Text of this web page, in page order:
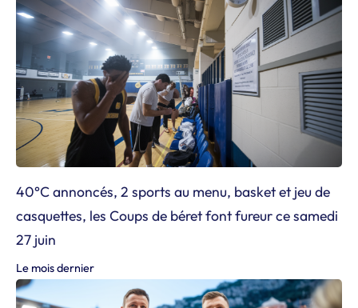
40°C annoncés, 2 sports au menu, basket et jeu de
casquettes, les Coups de béret font fureur ce samedi
27 juin
Le mois dernier